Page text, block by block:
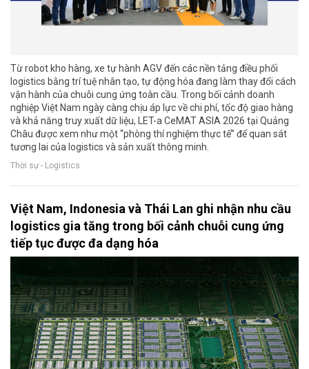
Từ robot kho hàng, xe tự hành AGV đến các nền tảng điều phối
logistics bằng trí tuệ nhân tạo, tự động hóa đang làm thay đổi cách
vận hành của chuỗi cung ứng toàn cầu. Trong bối cảnh doanh
nghiệp Việt Nam ngày càng chịu áp lực về chi phí, tốc độ giao hàng
và khả năng truy xuất dữ liệu, LET-a CeMAT ASIA 2026 tại Quảng
Châu được xem như một “phòng thí nghiệm thực tế” để quan sát
tương lai của logistics và sản xuất thông minh.
Thời sự - Logistics
Việt Nam, Indonesia và Thái Lan ghi nhận nhu cầu
logistics gia tăng trong bối cảnh chuỗi cung ứng
tiếp tục được đa dạng hóa